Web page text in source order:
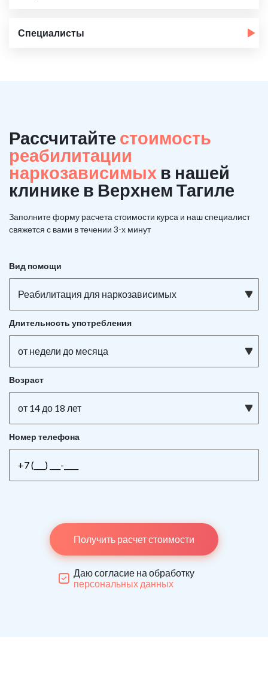
Специалисты
Рассчитайте стоимость
реабилитации
наркозависимых в нашей
клинике в Верхнем Тагиле
Заполните форму расчета стоимости курса и наш специалист
свяжется с вами в течении 3-х минут
Вид помощи
Реабилитация для наркозависимых
Длительность употребления
от недели до месяца
Возраст
от 14 до 18 лет
Номер телефона
Получить расчет стоимости
Даю согласие на обработку
персональных данных